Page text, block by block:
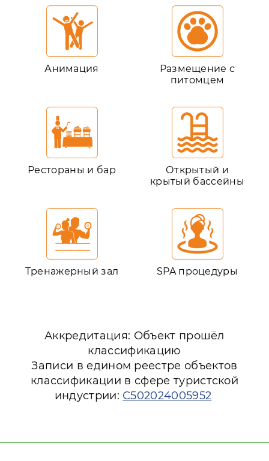
Анимация
Размещение с
питомцем
Рестораны и бар
Открытый и
крытый бассейны
Тренажерный зал SPA процедуры
Аккредитация: Объект прошёл
классификацию
Записи в едином реестре объектов
классификации в сфере туристской
индустрии: С502024005952